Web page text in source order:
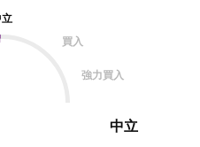
買入
強力買入
中立